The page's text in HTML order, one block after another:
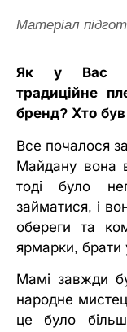
Матеріал
Як у Вас
традиційне
бренд? Хто був
Все почалося
Майдану вона
тоді було
займатися, і
обереги та
ярмарки, брати
Мамі завжди
народне
це було